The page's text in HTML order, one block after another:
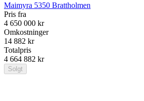
Maimyra 5350 Brattholmen
Pris fra
4 650 000 kr
Omkostninger
14 882 kr
Totalpris
4 664 882 kr
Solgt